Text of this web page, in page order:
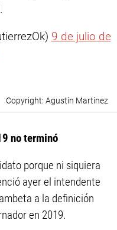
9 de julio de
Agustín Martínez
no terminó
porque ni siquiera
ayer el intendente
a la definición
en 2019.